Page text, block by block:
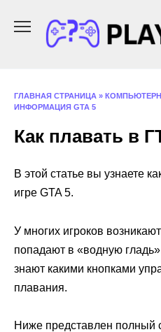
содержанию
ГЛАВНАЯ СТРАНИЦА »
ИНФОРМАЦИЯ GTA 5
Как плавать в
В этой статье вы узнаете
игре GTA 5.
У многих игроков
попадают в «водную
знают какими кнопками
плавания.
Ниже представлен полный